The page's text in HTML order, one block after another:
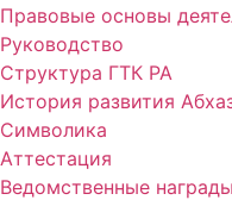
Правовые основы
Руководство
Структура ГТК РА
История развития
Символика
Аттестация
Ведомственные награды